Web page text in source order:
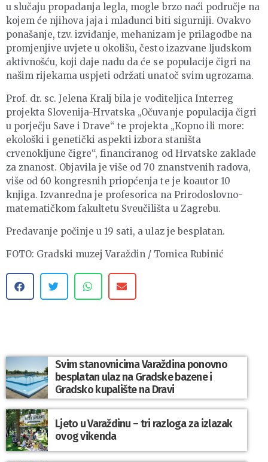
u slučaju propadanja legla, mogle brzo naći područje na
kojem će njihova jaja i mladunci biti sigurniji. Ovakvo
ponašanje, tzv. izviđanje, mehanizam je prilagodbe na
promjenjive uvjete u okolišu, često izazvane ljudskom
aktivnošću, koji daje nadu da će se populacije čigri na
našim rijekama uspjeti održati unatoč svim ugrozama.
Prof. dr. sc. Jelena Kralj bila je voditeljica Interreg
projekta Slovenija-Hrvatska „Očuvanje populacija čigri
u porječju Save i Drave“ te projekta „Kopno ili more:
ekološki i genetički aspekti izbora staništa
crvenokljune čigre“, financiranog od Hrvatske zaklade
za znanost. Objavila je više od 70 znanstvenih radova,
više od 60 kongresnih priopćenja te je koautor 10
knjiga. Izvanredna je profesorica na Prirodoslovno-
matematičkom fakultetu Sveučilišta u Zagrebu.
Predavanje počinje u 19 sati, a ulaz je besplatan.
FOTO: Gradski muzej Varaždin / Tomica Rubinić
Svim stanovnicima Varaždina ponovno
besplatan ulaz na Gradske bazene i
Gradsko kupalište na Dravi
Ljeto u Varaždinu – tri razloga za izlazak
ovog vikenda